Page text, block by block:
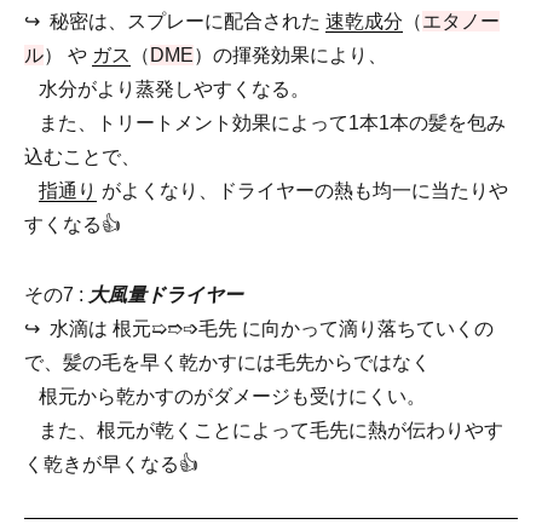
り、水分がより蒸発しやすくなるからです。
どおりがよくなり、ドライヤーの熱も均一にあたりやすくなり
ます。
↪︎ 秘密は、スプレーに配合された 速乾成分 （エタノー
ル） や ガス （ DME）の揮発効果により、
水分がより蒸発しやすくなる。
また、トリートメント効果によって1本1本の髪を包み
込むことで、
指通り がよくなり、ドライヤーの熱も均一に当たりや
すくなる👍
その7 : 大風量ドライヤー
↪︎ 水滴は 根元➯➱➩毛先 に向かって滴り落ちていくの
で、髪の毛を早く乾かすには毛先からではなく
根元から乾かすのがダメージも受けにくい。
また、根元が乾くことによって毛先に熱が伝わりやす
く乾きが早くなる👍